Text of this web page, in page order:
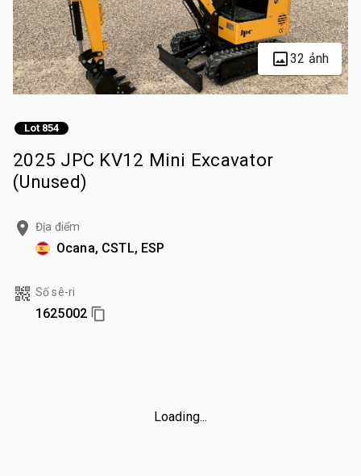
32 ảnh
Lot 854
2025 JPC KV12 Mini Excavator
(Unused)
Địa điểm
Ocana, CSTL, ESP
Số sê-ri
1625002
Loading...